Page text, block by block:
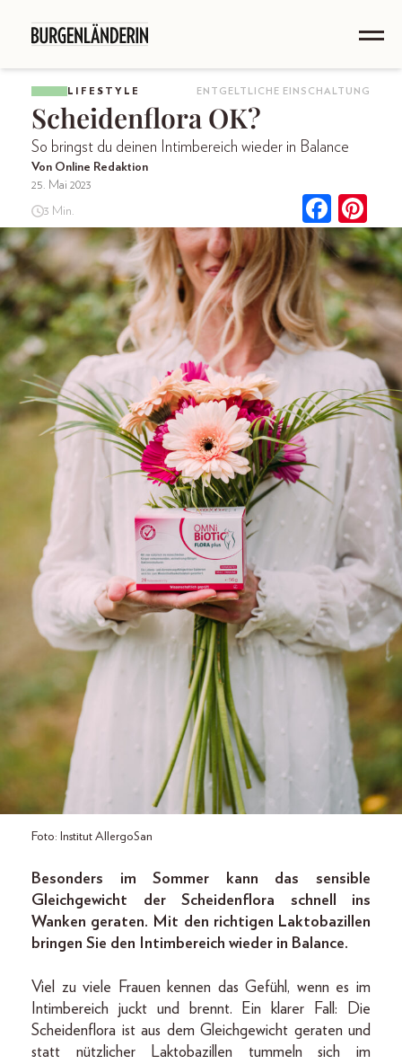
LIFESTYLE ENTGELTLICHE EINSCHALTUNG
Scheidenflora OK?
So bringst du deinen Intimbereich wieder in Balance
Von Online Redaktion
25. Mai 2023
3 Min.
Foto: Institut AllergoSan
Besonders im Sommer kann das sensible
Gleichgewicht der Scheidenflora schnell ins
Wanken geraten. Mit den richtigen Laktobazillen
bringen Sie den Intimbereich wieder in Balance.
Viel zu viele Frauen kennen das Gefühl, wenn es im
Intimbereich juckt und brennt. Ein klarer Fall: Die
Scheidenflora ist aus dem Gleichgewicht geraten und
statt nützlicher Laktobazillen tummeln sich im